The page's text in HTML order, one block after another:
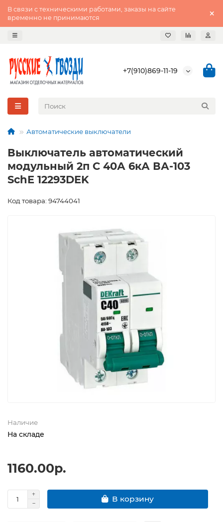
В связи с техническими работами, заказы на сайте
временно не принимаются
+7(910)869-11-19
Автоматические выключатели
Выключатель автоматический
модульный 2п С 40А 6кА ВА-103
SchE 12293DEK
Код товара: 94744041
Наличие
На складе
1160.00р.
В корзину